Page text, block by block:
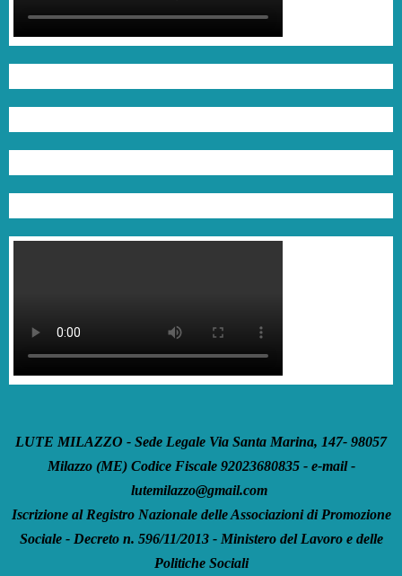
LUTE MILAZZO - Sede Legale Via Santa Marina, 147- 98057
Milazzo (ME) Codice Fiscale 92023680835 - e-mail -
lutemilazzo@gmail.com
Iscrizione al Registro Nazionale delle Associazioni di Promozione
Sociale - Decreto n. 596/11/2013 - Ministero del Lavoro e delle
Politiche Sociali